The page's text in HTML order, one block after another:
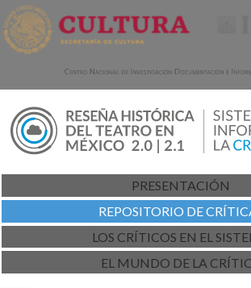
PRESENTACIÓN
REPOSITORIO DE
LOS CRÍTICOS EN EL
EL MUNDO DE LA